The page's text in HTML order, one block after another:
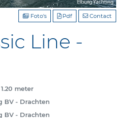
Contact
Pdf
Foto's
Line -
meter
BV - Drachten
BV - Drachten